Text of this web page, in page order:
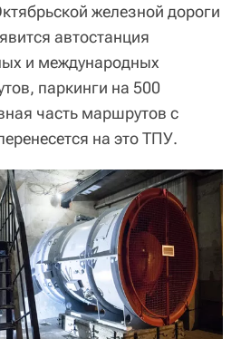
железной дороги
автостанция
и международных
паркинги на 500
часть маршрутов с
на это ТПУ.